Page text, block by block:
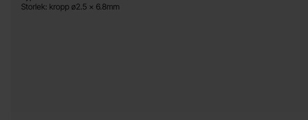
Storlek: kropp ø2.5 x 6.8mm